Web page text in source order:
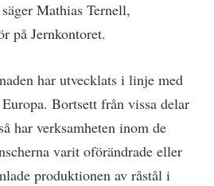
Mathias Ternell,
på Jernkontoret.
har utvecklats i linje med
Bortsett från vissa delar
har verksamheten inom de
varit oförändrade eller
produktionen av råstål i